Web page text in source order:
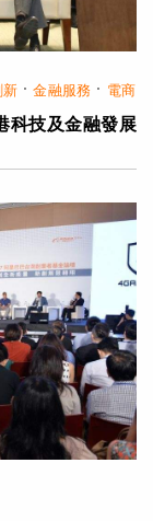
新 ·金融服務 · 電商
科技及金融發展